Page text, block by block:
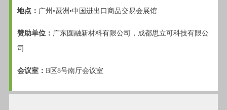
地点： 广州•琶洲•中国进出口商品交易会展馆
赞助单位： 广东圆融新材料有限公司，成都思立可科技有限公
司
会议室： B区8号南厅会议室